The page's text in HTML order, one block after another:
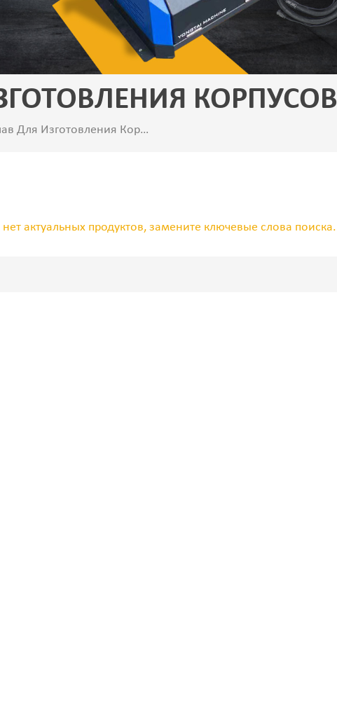
КОРПУСОВ
Клей-Расплав Для Изготовления Корпусов
актуальных продуктов, замените ключевые слова поиска.